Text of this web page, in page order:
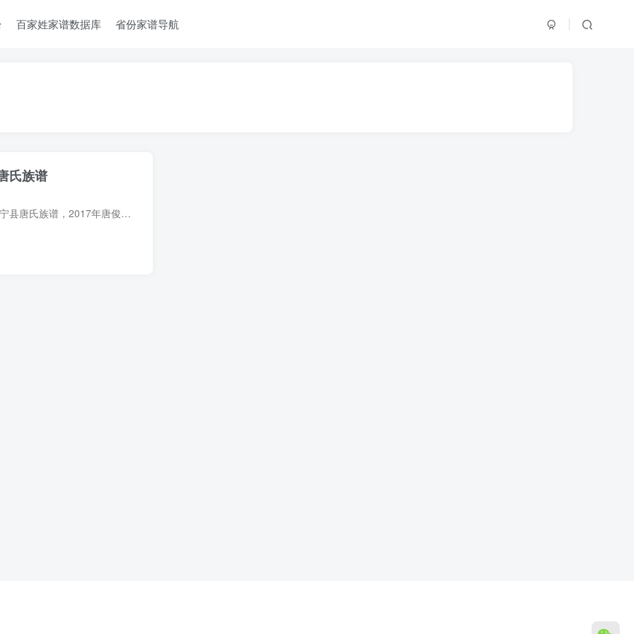
百家姓家谱数据库 省份家谱导航
氏族谱
族谱简介 甘肃白银会宁县唐氏族谱，2017年唐俊卿等纂修，1册。是族先世于明洪武间自山西洪洞大槐树迁甘肃秦安县王铺乡唐刘家沟一带。至清同治间，部分族人自秦安唐刘家沟分迁会宁翟所、太平乡一...